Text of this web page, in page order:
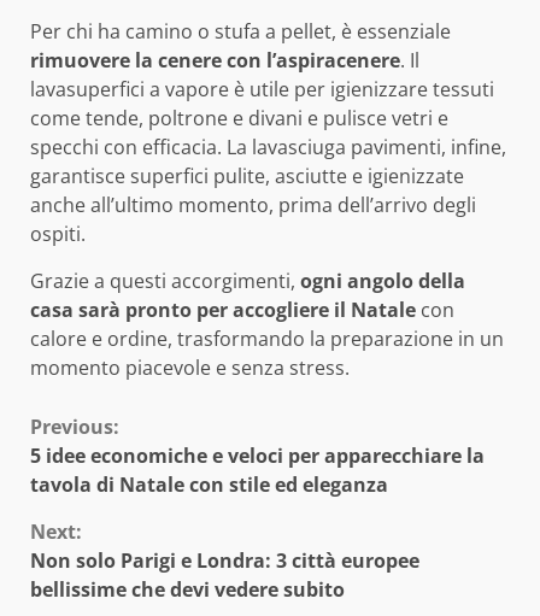
Per chi ha camino o stufa a pellet, è essenziale
rimuovere la cenere con l’aspiracenere. Il
lavasuperfici a vapore è utile per igienizzare tessuti
come tende, poltrone e divani e pulisce vetri e
specchi con efficacia. La lavasciuga pavimenti, infine,
garantisce superfici pulite, asciutte e igienizzate
anche all’ultimo momento, prima dell’arrivo degli
ospiti.
Grazie a questi accorgimenti, ogni angolo della
casa sarà pronto per accogliere il Natale con
calore e ordine, trasformando la preparazione in un
momento piacevole e senza stress.
Continue
Reading
Previous:
5 idee economiche e veloci per apparecchiare la
tavola di Natale con stile ed eleganza
Next:
Non solo Parigi e Londra: 3 città europee
bellissime che devi vedere subito